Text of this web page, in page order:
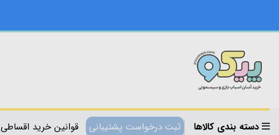
دسته بندی کالاها ثبت درخواست پشتیبانی قوانین خرید اقساطی